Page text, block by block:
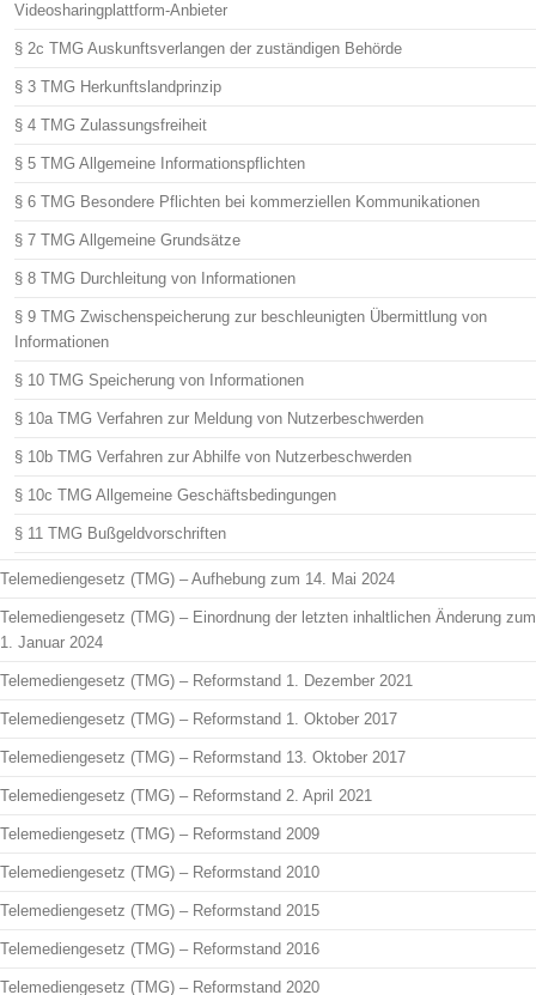
Videosharingplattform-Anbieter
§ 2c TMG Auskunftsverlangen der zuständigen Behörde
§ 3 TMG Herkunftslandprinzip
§ 4 TMG Zulassungsfreiheit
§ 5 TMG Allgemeine Informationspflichten
§ 6 TMG Besondere Pflichten bei kommerziellen Kommunikationen
§ 7 TMG Allgemeine Grundsätze
§ 8 TMG Durchleitung von Informationen
§ 9 TMG Zwischenspeicherung zur beschleunigten Übermittlung von
Informationen
§ 10 TMG Speicherung von Informationen
§ 10a TMG Verfahren zur Meldung von Nutzerbeschwerden
§ 10b TMG Verfahren zur Abhilfe von Nutzerbeschwerden
§ 10c TMG Allgemeine Geschäftsbedingungen
§ 11 TMG Bußgeldvorschriften
Telemediengesetz (TMG) – Aufhebung zum 14. Mai 2024
Telemediengesetz (TMG) – Einordnung der letzten inhaltlichen Änderung zum
1. Januar 2024
Telemediengesetz (TMG) – Reformstand 1. Dezember 2021
Telemediengesetz (TMG) – Reformstand 1. Oktober 2017
Telemediengesetz (TMG) – Reformstand 13. Oktober 2017
Telemediengesetz (TMG) – Reformstand 2. April 2021
Telemediengesetz (TMG) – Reformstand 2009
Telemediengesetz (TMG) – Reformstand 2010
Telemediengesetz (TMG) – Reformstand 2015
Telemediengesetz (TMG) – Reformstand 2016
Telemediengesetz (TMG) – Reformstand 2020